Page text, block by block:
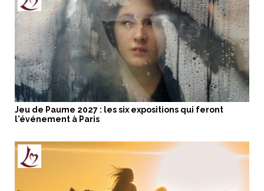
Jeu de Paume 2027 : les six expositions qui feront
l'événement à Paris